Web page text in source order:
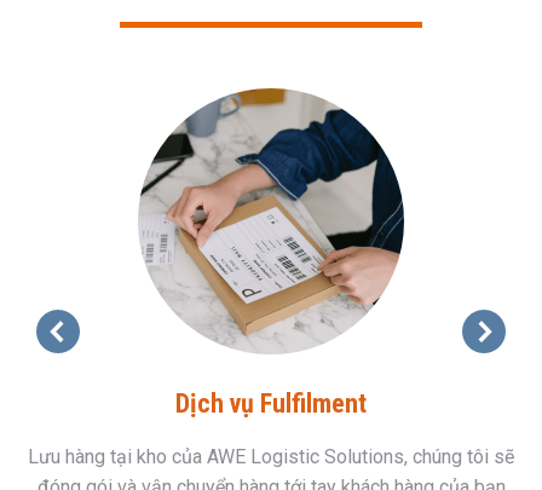
Dịch vụ Fulfilment
Lưu hàng tại kho của AWE Logistic Solutions, chúng tôi sẽ